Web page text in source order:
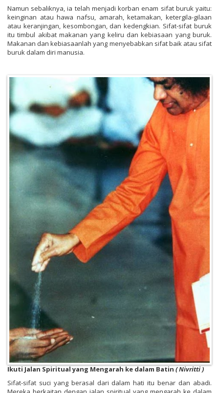
Namun sebaliknya, ia telah menjadi korban enam sifat buruk yaitu:
keinginan atau hawa nafsu, amarah, ketamakan, ketergila-gilaan
atau keranjingan, kesombongan, dan kedengkian. Sifat-sifat buruk
itu timbul akibat makanan yang keliru dan kebiasaan yang buruk.
Makanan dan kebiasaanlah yang menyebabkan sifat baik atau sifat
buruk dalam diri manusia.
Ikuti Jalan Spiritual yang Mengarah ke dalam Batin( Nivritti )
Sifat-sifat suci yang berasal dari dalam hati itu benar dan abadi.